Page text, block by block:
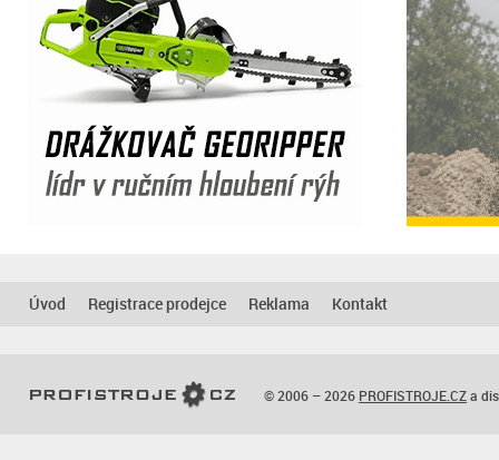
Úvod Registrace prodejce Reklama Kontakt
© 2006 – 2026 PROFISTROJE.CZa